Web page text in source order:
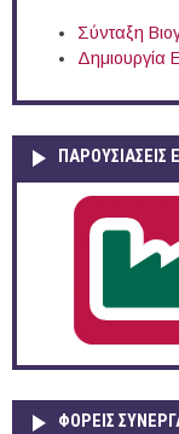
Σύνταξη
Δημιουργία
ΠΑΡΟΥΣΙΆΣΕΙΣ
ΦΟΡΕΙΣ